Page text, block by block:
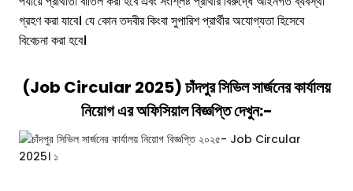
গ্রহণ করা যাবে। যে কোন তদবীর কিংবা সুপারিশ প্রার্থীর অযোগ্যতা হিসেবে
বিবেচনা করা হবে।
(Job Circular 2025) চাঁদপুর সিভিল সার্জনের কার্যালয়
নিয়োগ এর অফিসিয়াল বিজ্ঞপ্তি দেখুন:-